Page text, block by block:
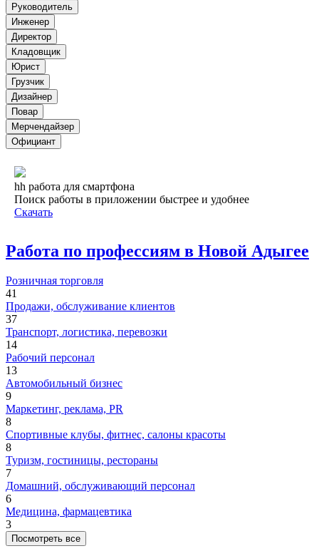
Руководитель
Инженер
Директор
Кладовщик
Юрист
Грузчик
Дизайнер
Повар
Мерчендайзер
Официант
hh работа для смартфона
Поиск работы в приложении быстрее и удобнее
Скачать
Работа по профессиям в Новой Адыгее
Розничная торговля
41
Продажи, обслуживание клиентов
37
Транспорт, логистика, перевозки
14
Рабочий персонал
13
Автомобильный бизнес
9
Маркетинг, реклама, PR
8
Спортивные клубы, фитнес, салоны красоты
8
Туризм, гостиницы, рестораны
7
Домашний, обслуживающий персонал
6
Медицина, фармацевтика
3
Посмотреть все